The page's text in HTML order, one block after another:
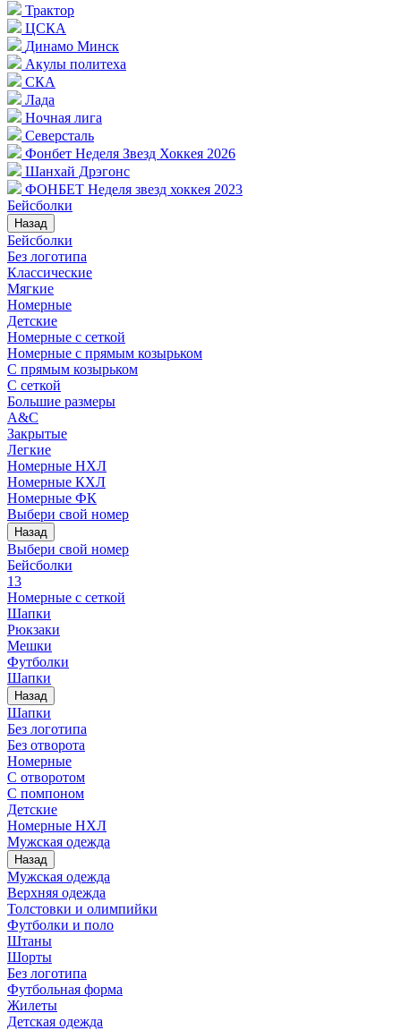
Трактор
ЦСКА
Динамо Минск
Акулы политеха
СКА
Лада
Ночная лига
Северсталь
Фонбет Неделя Звезд Хоккея 2026
Шанхай Дрэгонс
ФОНБЕТ Неделя звезд хоккея 2023
Бейсболки
Назад
Бейсболки
Без логотипа
Классические
Мягкие
Номерные
Детские
Номерные с сеткой
Номерные с прямым козырьком
С прямым козырьком
С сеткой
Большие размеры
A&C
Закрытые
Легкие
Номерные НХЛ
Номерные КХЛ
Номерные ФК
Выбери свой номер
Назад
Выбери свой номер
Бейсболки
13
Номерные с сеткой
Шапки
Рюкзаки
Мешки
Футболки
Шапки
Назад
Шапки
Без логотипа
Без отворота
Номерные
С отворотом
С помпоном
Детские
Номерные НХЛ
Мужская одежда
Назад
Мужская одежда
Верхняя одежда
Толстовки и олимпийки
Футболки и поло
Штаны
Шорты
Без логотипа
Футбольная форма
Жилеты
Детская одежда